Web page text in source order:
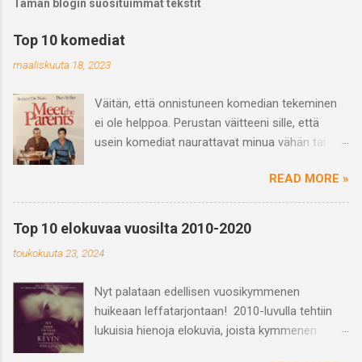
Tämän blogin suosituimmat tekstit
Top 10 komediat
maaliskuuta 18, 2023
Väitän, että onnistuneen komedian tekeminen
ei ole helppoa. Perustan väitteeni sille, että
usein komediat naurattavat minua vähän tai
haastetta tuo myös se, että se mikä naurattaa
jotakuta ei välttämättä naurata toista ja
päinvastoin eli huumori on subjektiivinen
suorastaan loistavan komedian niin on se vaan
nauramisen kokemus on voimaannuttavaa,
ihmisiä yhdistävää ja tarpeellista. Mitä sitten on
komedia? Kavi eli kansallinen audiovisuaalinen
READ MORE »
Top 10 elokuvaa vuosilta 2010-2020
toukokuuta 23, 2024
Nyt palataan edellisen vuosikymmenen
huikeaan leffatarjontaan! 2010-luvulla tehtiin
lukuisia hienoja elokuvia, joista kymmenen